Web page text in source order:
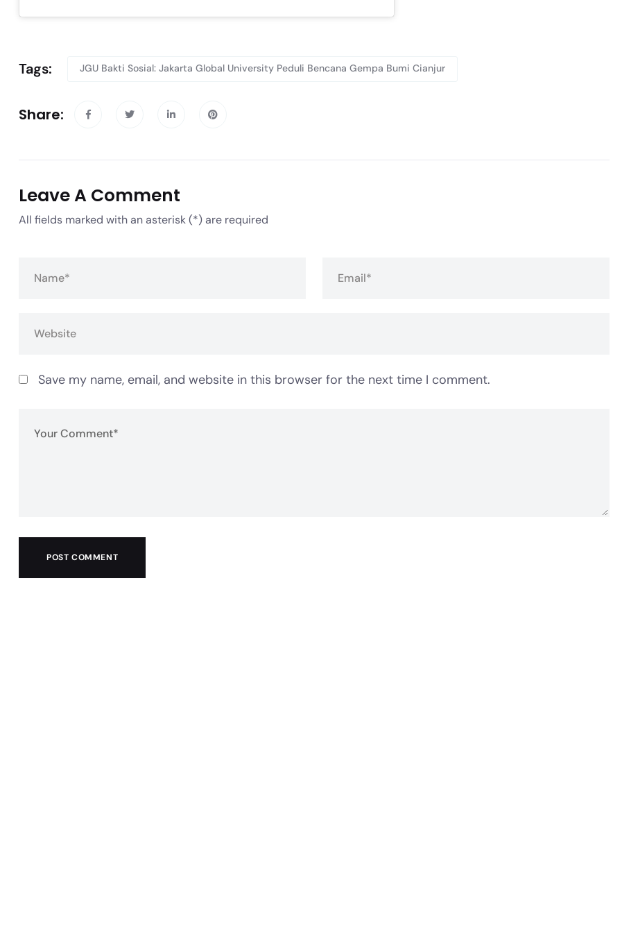
Tags: JGU Bakti Sosial: Jakarta Global University Peduli Bencana Gempa Bumi Cianjur
Share:
Leave A Comment
All fields marked with an asterisk (*) are required
Save my name, email, and website in this browser for the next time I comment.
POST COMMENT